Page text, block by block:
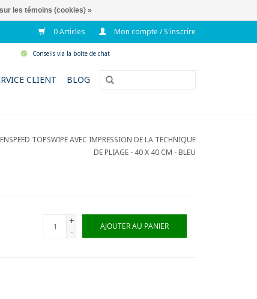
0 Articles Mon compte / S'inscrire
Conseils via la boîte de chat
CLIENT BLOG
TOPSWIPE AVEC IMPRESSION DE LA TECHNIQUE
DE PLIAGE - 40 X 40 CM - BLEU
+
-
AJOUTER AU PANIER
les témoins (cookies) »